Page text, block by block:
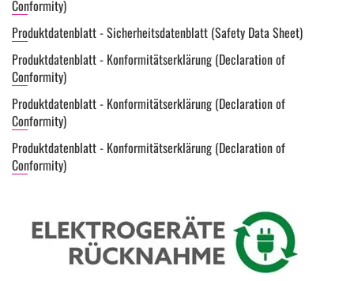
Conformity)
Produktdatenblatt - Sicherheitsdatenblatt (Safety Data Sheet)
Produktdatenblatt - Konformitätserklärung (Declaration of
Conformity)
Produktdatenblatt - Konformitätserklärung (Declaration of
Conformity)
Produktdatenblatt - Konformitätserklärung (Declaration of
Conformity)